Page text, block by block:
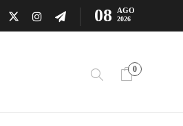
08 AGO
2026
0